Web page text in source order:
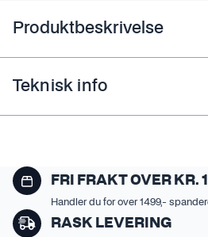
Produktbeskrivelse
Teknisk info
FRI FRAKT OVER KR.
Handler du for over 1499,-
RASK LEVERING